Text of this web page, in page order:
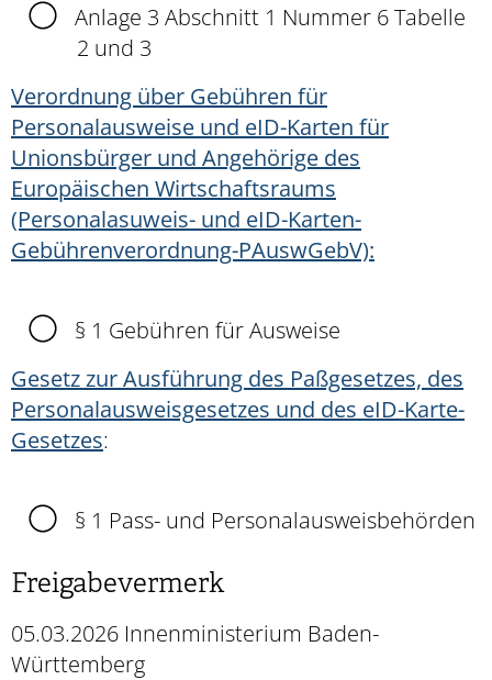
Anlage 3 Abschnitt 1 Nummer 6 Tabelle
2 und 3
Verordnung über Gebühren für
Personalausweise und eID-Karten für
Unionsbürger und Angehörige des
Europäischen Wirtschaftsraums
(Personalasuweis- und eID-Karten-
Gebührenverordnung-PAuswGebV):
§ 1 Gebühren für Ausweise
Gesetz zur Ausführung des Paßgesetzes, des
Personalausweisgesetzes und des eID-Karte-
Gesetzes:
§ 1 Pass- und Personalausweisbehörden
Freigabevermerk
05.03.2026 Innenministerium Baden-
Württemberg